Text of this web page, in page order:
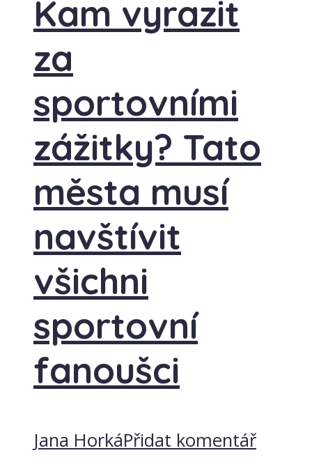
Kam vyrazit
za
sportovními
zážitky? Tato
města musí
navštívit
všichni
sportovní
fanoušci
Jana HorkáPřidat komentář